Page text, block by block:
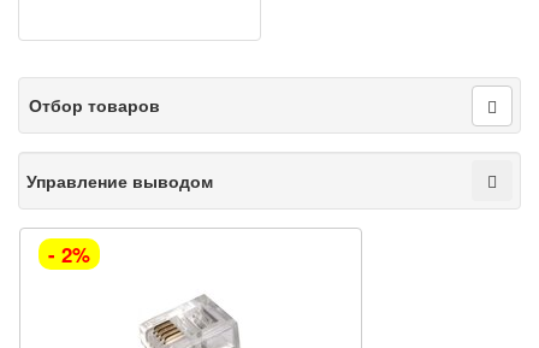
Отбор товаров
Управление выводом
- 2%